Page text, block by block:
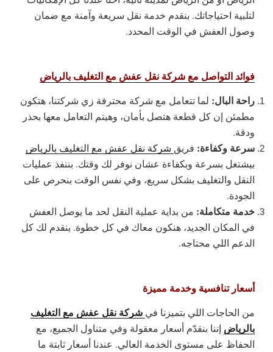
لتلبية احتياجاتك. بنقدم خدمة نقل سريعة وآمنة مع ضمان
وصول العفش في الوقت المحدد.
فوائد التواصل مع شركة نقل عفش مع التغليف بالرياض
راحة البال: لما تتعامل مع شركة محترفة زي شركتنا، هتكون
مطمئن إن كل قطعة هتصل بأمان، وهيتم التعامل معها بحذر
ودقة.
سرعة وكفاءة: فريق شركة نقل عفش مع التغليف بالرياض
بيشتغل بسرعة وبكفاءة عشان نوفر لك وقتك. بننفذ عمليات
النقل والتغليف بشكل سريع، وفي نفس الوقت بنحرص على
الجودة.
خدمة متكاملة: من بداية عملية النقل لحد ما يوصل العفش
في المكان الجديد، هنكون معاك في كل خطوة. بنقدم لك كل
الدعم اللي محتاجه.
أسعار تنافسية وخدمة مميزة
من الحاجات اللي بتميزنا في شركة نقل عفش مع التغليف
بالرياض إننا بنقدّم أسعار معقولة وفي متناول الجميع، مع
الحفاظ على مستوى الخدمة العالي. عندنا أسعار ثابتة ما